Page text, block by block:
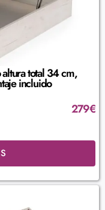
total 34 cm,
incluido
279€